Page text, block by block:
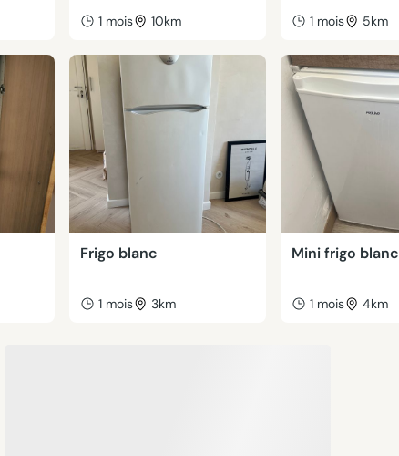
1 mois 10km 1 mois 5km
Frigo blanc
1 mois 3km
Mini frigo blanc
1 mois 4km